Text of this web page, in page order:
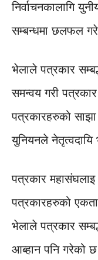
निर्वाचनकालागि
सम्बन्धमा छलफल
भेलाले पत्रकार
समन्वय गरी
पत्रकारहरुको
युनियनले
पत्रकार महासंघलाइ
पत्रकारहरुको
भेलाले पत्रकार
आब्हान पनि गरेको